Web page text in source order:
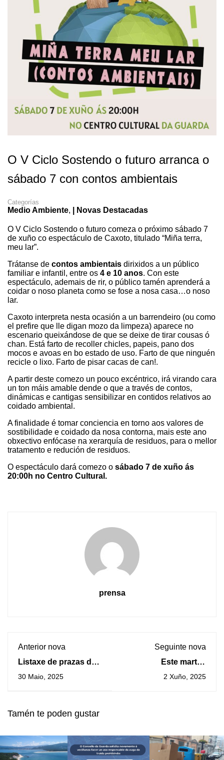
O V Ciclo Sostendo o futuro arranca o
sábado 7 con contos ambientais
Categorías
Medio Ambiente, | Novas Destacadas
O V Ciclo Sostendo o futuro comeza o próximo sábado 7
de xuño co espectáculo de Caxoto, titulado “Miña terra,
meu lar”.
Trátanse de contos ambientais dirixidos a un público
familiar e infantil, entre os 4 e 10 anos. Con este
espectáculo, ademais de rir, o público tamén aprenderá a
coidar o noso planeta como se fose a nosa casa…o noso
lar.
Caxoto interpreta nesta ocasión a un barrendeiro (ou como
el prefire que lle digan mozo da limpeza) aparece no
escenario queixándose de que se deixe de tirar cousas ó
chan. Está farto de recoller chicles, papeis, pano dos
mocos e avoas en bo estado de uso. Farto de que ninguén
recicle o lixo. Farto de pisar cacas de can!.
A partir deste comezo un pouco excéntrico, irá virando cara
un ton máis amable dende o que a través de contos,
dinámicas e cantigas sensibilizar en contidos relativos ao
coidado ambiental.
A finalidade é tomar conciencia en torno aos valores de
sostibilidade e coidado da nosa contorna, mais este ano
obxectivo enfócase na xerarquía de residuos, para o mellor
tratamento e redución de residuos.
O espectáculo dará comezo o sábado 7 de xuño ás
20:00h no Centro Cultura l.
prensa
Anterior nova
Listaxe de prazas do
campamento de
30 Maio, 2025
Seguinte nova
Este martes
convócase un pleno
2 Xuño, 2025
Tamén te poden gustar